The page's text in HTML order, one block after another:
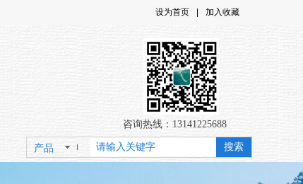
设为首页 加入收藏
咨询热线：13141225688
产品 搜索